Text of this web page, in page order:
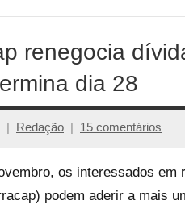
renegocia
dia 28
Redação 15 comentários
os interessados
podem aderir a mais